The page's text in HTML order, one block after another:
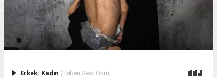
Erkek| Kadın (Haberi Sesli Oku)